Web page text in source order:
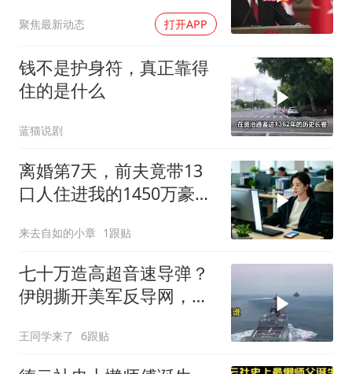
聚焦最新动态 打开APP
钱不是护身符，真正靠得
住的是什么
蓝猫说剧
离婚第7天，前夫竟带13
口人住进我的1450万豪
来去自如的小章 1跟贴
七十万造高超音速导弹？
伊朗撕开美军反导网，炸
王同学来了 6跟贴